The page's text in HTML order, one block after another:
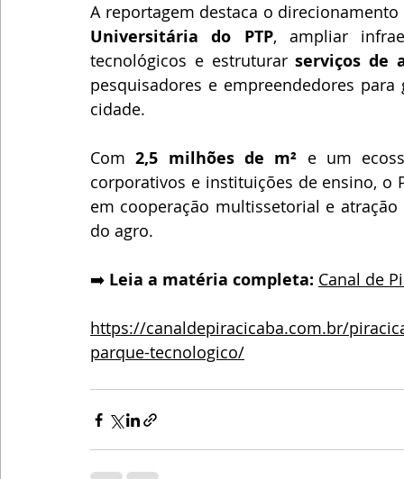
A reportagem destaca o
Universitária do PTP, ampliar
tecnológicos e estruturar serviços de
pesquisadores e empreendedores
cidade.
Com 2,5 milhões de m² e um
corporativos e instituições de ensino, o
em cooperação multissetorial e
do agro.
➡️ Leia a matéria completa: Canal de
https://canaldepiracicaba.com.br/
parque-tecnologico/